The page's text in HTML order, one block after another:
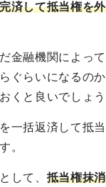
済して抵当権を
金融機関によっ
ぐらいになるの
くと良いでしょう
一括返済して抵
。
して、 抵当権抹